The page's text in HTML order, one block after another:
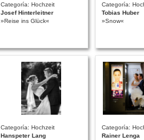
Categoría: Hochzeit
Josef Hinterleitner
»Reise ins Glück«
Categoría:
Tobias Huber
»Snow«
Categoría: Hochzeit
Hanspeter Lang
Categoría:
Rainer Lenga